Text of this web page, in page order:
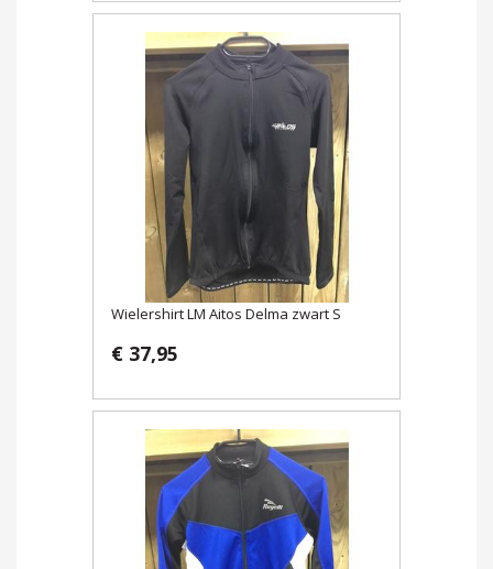
Wielershirt LM Aitos Delma zwart S
€ 37,95